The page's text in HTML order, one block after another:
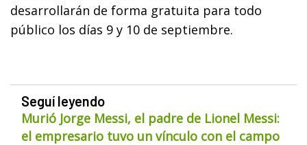
desarrollarán de forma gratuita para todo
público los días 9 y 10 de septiembre.
Seguí leyendo
Murió Jorge Messi, el padre de Lionel Messi:
el empresario tuvo un vínculo con el campo